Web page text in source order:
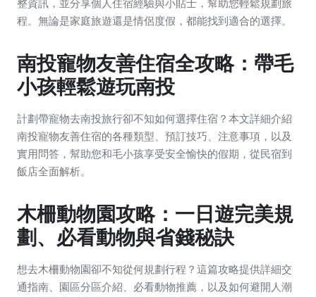
整資訊，並分享個人住宿經驗與小貼士，幫助您輕鬆規劃旅
程。無論是家庭旅遊還是情侶度假，都能找到適合的選擇。
南投寵物友善住宿全攻略：帶毛
小孩輕鬆遊玩南投
計劃帶寵物去南投旅行卻不知如何選擇住宿？本文詳細介紹
南投寵物友善住宿的各種類型、預訂技巧、注意事項，以及
實用問答，幫助您和毛小孩享受安全愉快的假期，從民宿到
飯店全面解析。
木柵動物園攻略：一日遊完美規
劃、必看動物與省錢秘訣
想去木柵動物園卻不知從何規劃行程？這篇攻略提供詳細交
通指南、園區分區介紹、必看動物推薦，以及如何避開人潮